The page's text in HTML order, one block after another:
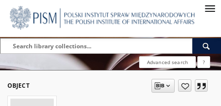
Advanced search ?
OBJECT